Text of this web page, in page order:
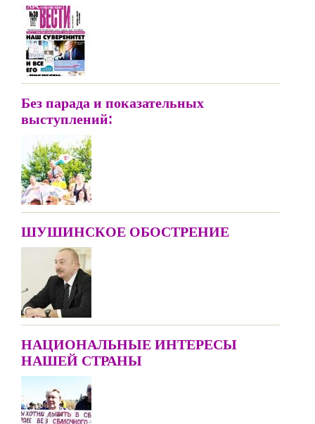
Без парада и показательных
выступлений:
ШУШИНСКОЕ ОБОСТРЕНИЕ
НАЦИОНАЛЬНЫЕ ИНТЕРЕСЫ
НАШЕЙ СТРАНЫ